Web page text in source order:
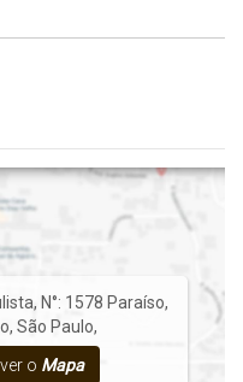
, N°: 1578 Paraíso,
, São Paulo,
o Mapa